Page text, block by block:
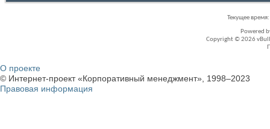
Текущее время:
Powered
Copyright © 2026
О проекте
© Интернет-проект «Корпоративный менеджмент», 1998–2023
Правовая информация